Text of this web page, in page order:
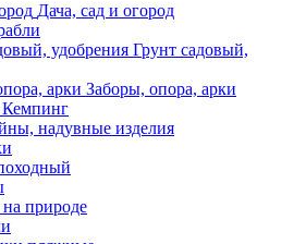
Дача, сад и огород
Грунт садовый,
Заборы, опора, арки
Кемпинг
надувные изделия
природе